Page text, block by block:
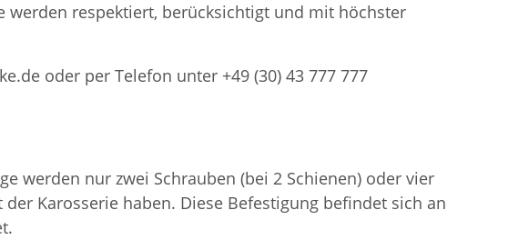
respektiert, berücksichtigt und mit höchster
oder per Telefon unter +49 (30) 43 777 777
werden nur zwei Schrauben (bei 2 Schienen) oder vier
Karosserie haben. Diese Befestigung befindet sich an